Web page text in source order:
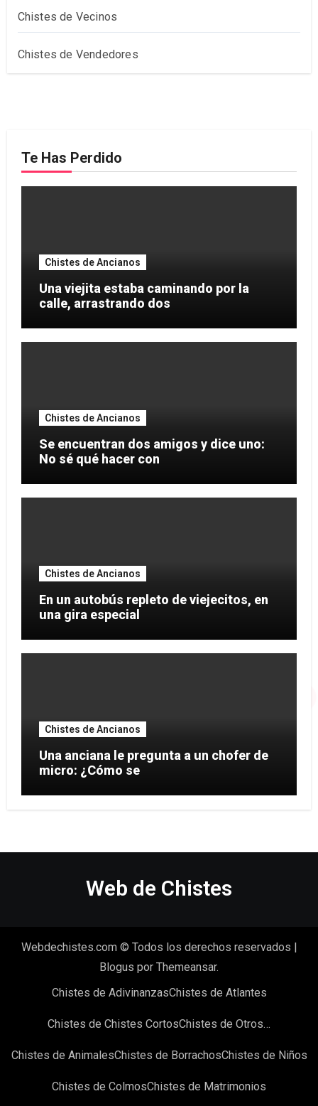
Chistes de Vecinos
Chistes de Vendedores
Te Has Perdido
Chistes de Ancianos
Una viejita estaba caminando por la
calle, arrastrando dos
Chistes de Ancianos
Se encuentran dos amigos y dice uno:
No sé qué hacer con
Chistes de Ancianos
En un autobús repleto de viejecitos, en
una gira especial
Chistes de Ancianos
Una anciana le pregunta a un chofer de
micro: ¿Cómo se
Web de Chistes
Webdechistes.com © Todos los derechos reservados
Blogus por Themeansar.
Chistes de AdivinanzasChistes de Atlantes
Chistes de Chistes CortosChistes de Otros…
Chistes de AnimalesChistes de BorrachosChistes de Niños
Chistes de ColmosChistes de Matrimonios